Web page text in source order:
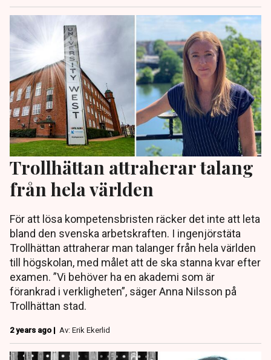
Trollhättan attraherar talang
från hela världen
För att lösa kompetensbristen räcker det inte att leta
bland den svenska arbetskraften. I ingenjörstäta
Trollhättan attraherar man talanger från hela världen
till högskolan, med målet att de ska stanna kvar efter
examen. ”Vi behöver ha en akademi som är
förankrad i verkligheten”, säger Anna Nilsson på
Trollhättan stad.
2 years ago | Av: Erik Ekerlid